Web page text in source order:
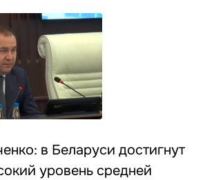
в Беларуси достигнут
уровень средней